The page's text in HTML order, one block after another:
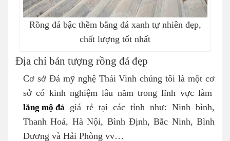
Rồng đá bậc thềm bằng đá xanh tự nhiên đẹp,
chất lượng tốt nhất
Địa chỉ bán tượng rồng đá đẹp
Cơ sở Đá mỹ nghệ Thái Vinh chúng tôi là một cơ
sở có kinh nghiệm lâu năm trong lĩnh vực làm
lăng mộ đá giá rẻ tại các tỉnh như: Ninh bình,
Thanh Hoá, Hà Nội, Bình Định, Bắc Ninh, Bình
Dương và Hải Phòng vv…